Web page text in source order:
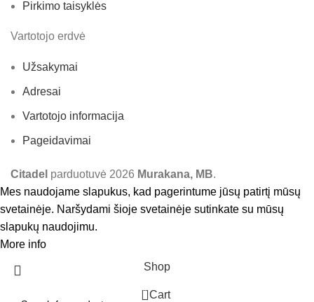
Pirkimo taisyklės
Vartotojo erdvė
Užsakymai
Adresai
Vartotojo informacija
Pageidavimai
Citadel parduotuvė 2026 Murakana, MB.
Mes naudojame slapukus, kad pagerintume jūsų patirtį mūsų
svetainėje. Naršydami šioje svetainėje sutinkate su mūsų
slapukų naudojimu.
More info
Shop
0 Cart